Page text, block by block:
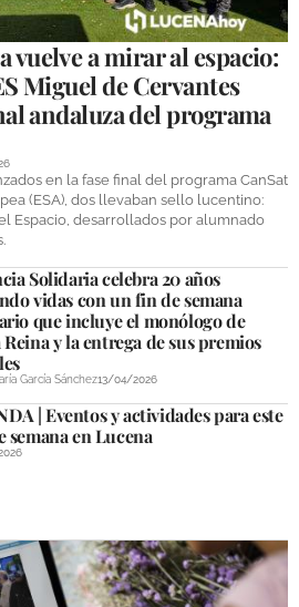
vuelve a mirar al espacio:
Miguel de Cervantes
andaluza del programa
en la fase final del programa CanSat
(ESA), dos llevaban sello lucentino:
Espacio, desarrollados por alumnado
Solidaria celebra 20 años
vidas con un fin de semana
que incluye el monólogo de
Reina y la entrega de sus premios
García Sánchez13/04/2026
| Eventos y actividades para este
semana en Lucena